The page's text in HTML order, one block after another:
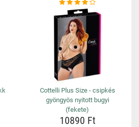
Cottelli Plus Size - csipkés
gyöngyös nyitott bugyi
(fekete)
10890 Ft